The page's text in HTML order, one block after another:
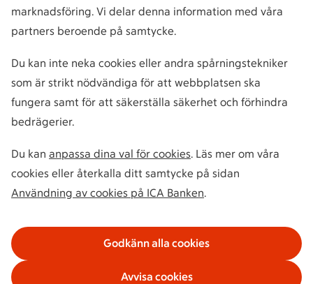
marknadsföring. Vi delar denna information med våra
partners beroende på samtycke.
Du kan inte neka cookies eller andra spårningstekniker
som är strikt nödvändiga för att webbplatsen ska
fungera samt för att säkerställa säkerhet och förhindra
bedrägerier.
Du kan anpassa dina val för cookies. Läs mer om våra
cookies eller återkalla ditt samtycke på sidan
Användning av cookies på ICA Banken.
Godkänn alla cookies
Avvisa cookies